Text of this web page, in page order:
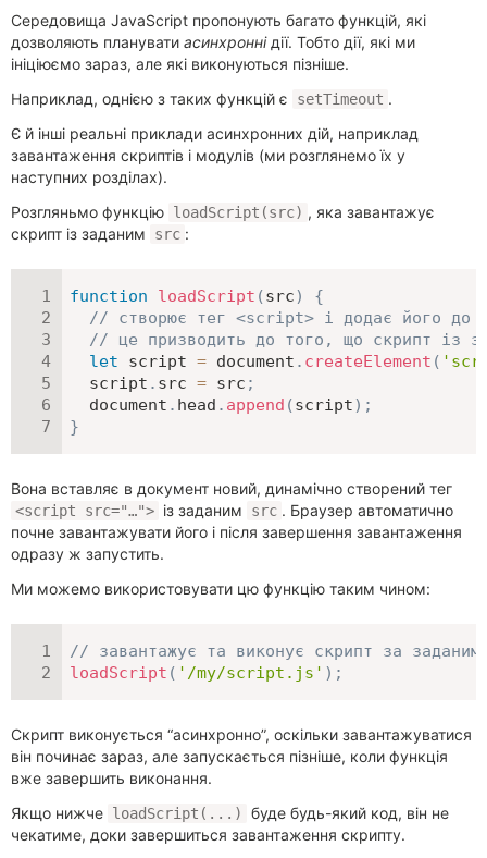
Середовища JavaScript пропонують багато функцій, які
дозволяють планувати асинхроннідії. Тобто дії, які ми
ініціюємо зараз, але які виконуються пізніше.
Наприклад, однією з таких функцій є
setTimeout .
Є й інші реальні приклади асинхронних дій, наприклад
завантаження скриптів і модулів (ми розглянемо їх у
наступних розділах).
Розгляньмо функцію loadScript(src) , яка завантажує
скрипт із заданим
src :
function loadScript (src)
{
// створює тег <script> і додає його до
// це призводить до того, що скрипт із
let script = document . createElement (
  script
. src = src ;
  document
. head . append (script) ;
}
Вона вставляє в документ новий, динамічно створений тег
<script src="…"> із заданим src . Браузер автоматично
почне завантажувати його і після завершення завантаження
одразу ж запустить.
Ми можемо використовувати цю функцію таким чином:
// завантажує та виконує скрипт за заданим
loadScript ( '/my/script.js' ) ;
Скрипт виконується “асинхронно”, оскільки завантажуватися
він починає зараз, але запускається пізніше, коли функція
вже завершить виконання.
Якщо нижче loadScript(...)
буде будь-який код, він не
чекатиме, доки завершиться завантаження скрипту.